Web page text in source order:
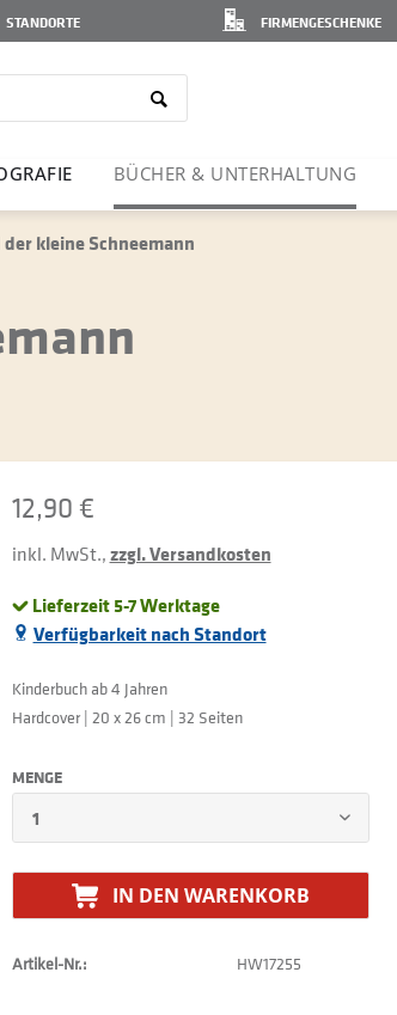
FIRMENGESCHENKE
STANDORTE
BÜCHER & UNTER­HAL­TUNG
kleine Schneemann
12,90 €
inkl. MwSt.,zzgl. Versandkosten
Lieferzeit 5-7 Werktage
Verfügbarkeit nach Standort
Kinderbuch ab 4 Jahren
Hardcover | 20 x 26 cm | 32 Seiten
MENGE
IN DEN WARENKORB
Artikel-Nr.: HW17255